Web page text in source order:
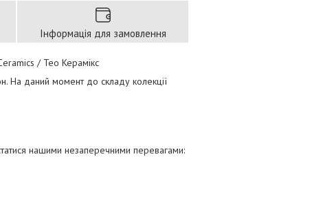
Інформація для замовлення
/ Тео Керамікс
На даний момент до складу колекції
нашими незаперечними перевагами: